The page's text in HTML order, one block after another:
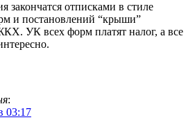
закончатся отписками в стиле
и постановлений “крыши”
УК всех форм платят налог, а все
:
03:17